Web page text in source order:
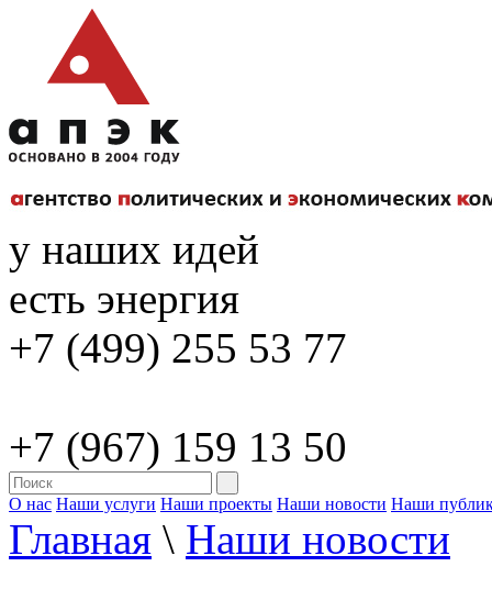
у наших идей
есть энергия
+7 (499) 255 53 77
+7 (967) 159 13 50
О нас Наши услуги Наши проекты Наши новости Наши
Главная \ Наши новости